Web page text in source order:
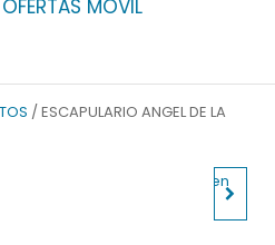
/ ESCAPULARIO ANGEL DE LA